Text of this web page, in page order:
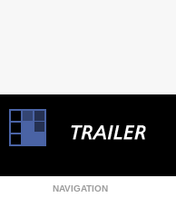
NAVIGATION